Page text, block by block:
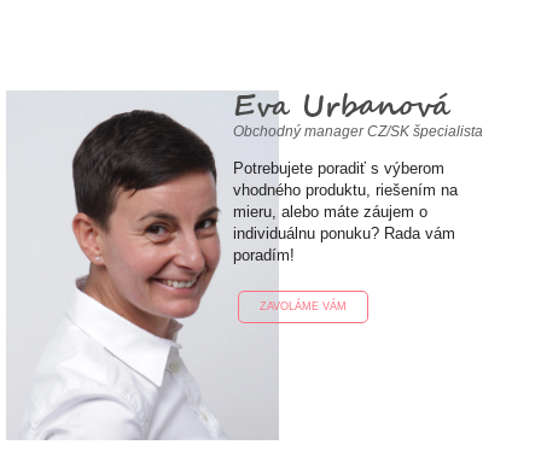
Eva Urbanová
Obchodný manager CZ/SK špecialista
Potrebujete poradiť s výberom
vhodného produktu, riešením na
mieru, alebo máte záujem o
individuálnu ponuku? Rada vám
poradím!
ZAVOLÁME VÁM